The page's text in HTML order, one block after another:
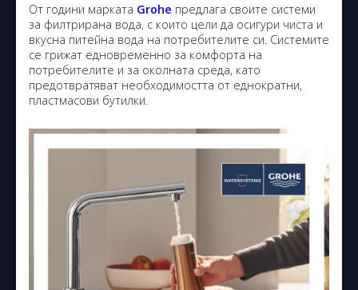
От години марката Grohe предлага своите системи
за филтрирана вода, с които цели да осигури чиста и
вкусна питейна вода на потребителите си. Системите
се грижат едновременно за комфорта на
потребителите и за околната среда, като
предотвратяват необходимостта от еднократни,
пластмасови бутилки.